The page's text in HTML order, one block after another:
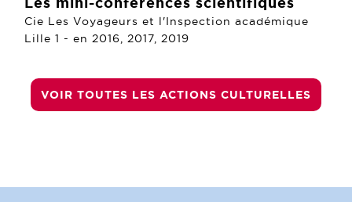
SUIVEZ-NOUS SUR LES RÉSEAUX SOCIAUX :